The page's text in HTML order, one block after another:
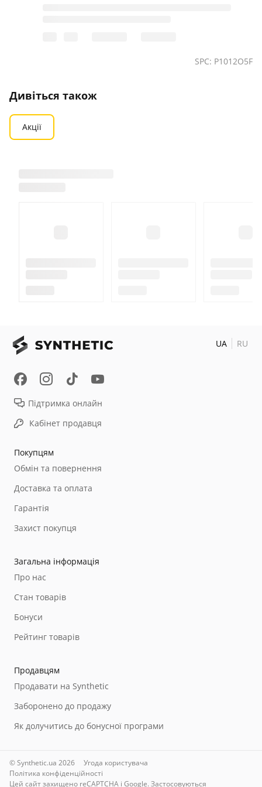
SPC: P1012O5F
Дивіться також
Акції
Покупцям
Обмін та повернення
Доставка та оплата
Гарантія
Захист покупця
Загальна інформація
Про нас
Стан товарів
Бонуси
Рейтинг товарів
Продавцям
Продавати на Synthetic
Заборонено до продажу
Як долучитись до бонусної програми
Підтримка онлайн
Кабінет продавця
© Synthetic.ua 2026
Угода користувача
Політика конфіденційності
Цей сайт захищено reCAPTCHA і Google. Застосовуються
UA RU